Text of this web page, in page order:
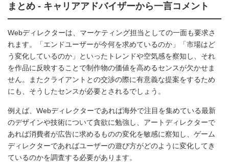
まとめ - キャリアアドバイザーから一言コメント
Webディレクターは、マーケティング担当としての一面も要求さ
れます。「エンドユーザーが今何を求めているのか」「市場はど
う変化しているのか」といったトレンドや空気感を察知し、それ
を作品に反映することで制作物の価値を高めるセンスが欠かせま
せん。またクライアントとの交渉の際に有意義な提案をするため
にも、そうしたセンスが必要とされるでしょう。
例えば、Webディレクターであれば海外で注目を集めている最新
のデザインや技術について貪欲に勉強し、アートディレクターで
あれば消費者が広告に求めるものの変化を敏感に察知し、ゲーム
ディレクターであればユーザーの遊び方がどのように変化してき
ているのかを調査する必要があります。